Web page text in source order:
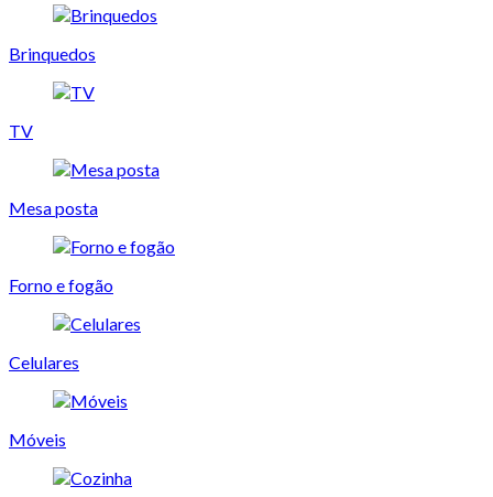
Brinquedos
TV
Mesa posta
Forno e fogão
Celulares
Móveis